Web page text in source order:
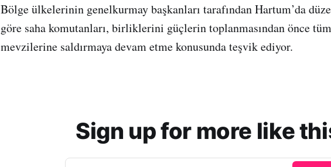
Bölge ülkelerinin genelkurmay başkanları tarafından Hartum’da
göre saha komutanları, birliklerini güçlerin toplanmasından önce
mevzilerine saldırmaya devam etme konusunda teşvik ediyor.
Sign up for more like